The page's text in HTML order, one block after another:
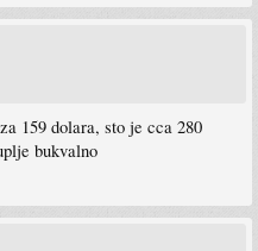
159 dolara, sto je cca 280
bukvalno